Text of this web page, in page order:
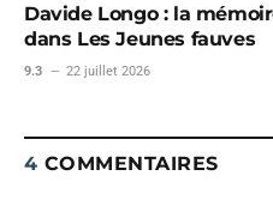
Davide Longo : la
dans Les Jeunes fauves
9.3 22 juillet 2026
4 COMMENTAIRES